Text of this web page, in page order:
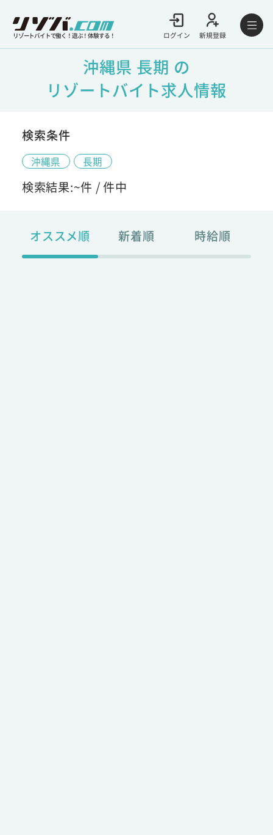
リゾートバイトで働く！遊ぶ！体験する！ ログイン 新規登録
沖縄県 長期 の
リゾートバイト求人情報
検索条件
沖縄県 長期
検索結果:~件 /件中
オススメ順 新着順 時給順